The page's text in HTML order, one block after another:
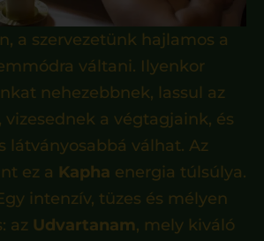
a szervezetünk hajlamos a
váltani. Ilyenkor
nehezebbnek, lassul az
vizesednek a végtagjaink, és
látványosabbá válhat. Az
ez a Kapha energia túlsúlya.
intenzív, tüzes és mélyen
az Udvartanam, mely kiváló